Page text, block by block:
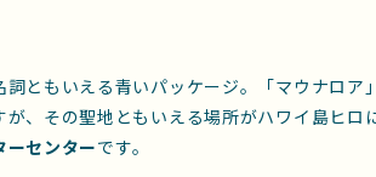
詞ともいえる青いパッケージ。「マウナロア
が、その聖地ともいえる場所がハワイ島ヒロ
ーセンターです。